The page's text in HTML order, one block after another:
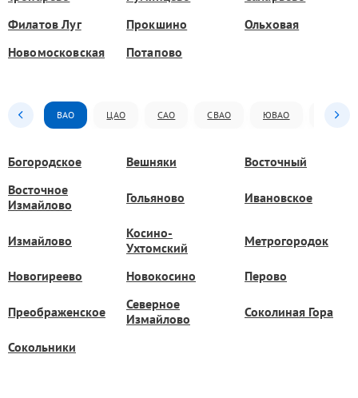
Филатов Луг
Прокшино
Ольховая
Новомосковская
Потапово
ВАО ЦАО САО СВАО ЮВАО ЮАО
Богородское Вешняки
Восточный
Восточное
Измайлово
Гольяново Ивановское
Измайлово
Косино-
Ухтомский
Метрогородок
Новогиреево Новокосино Перово
Преображенское
Северное
Измайлово
Соколиная Гора
Сокольники